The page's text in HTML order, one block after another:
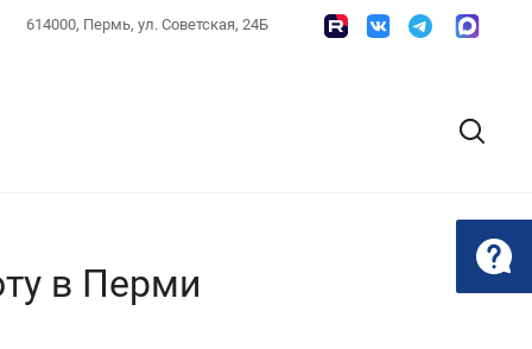
614000, Пермь, ул. Советская, 24Б
в Перми